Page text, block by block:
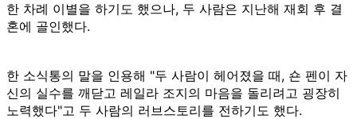
한 차례 이별을 하기도 했으나, 두 사람은 지난해 재회 후 결
혼에 골인했다.
한 소식통의 말을 인용해 "두 사람이 헤어졌을 때, 숀 펜이 자
신의 실수를 깨닫고 레일라 조지의 마음을 돌리려고 굉장히
노력했다"고 두 사람의 러브스토리를 전하기도 했다.